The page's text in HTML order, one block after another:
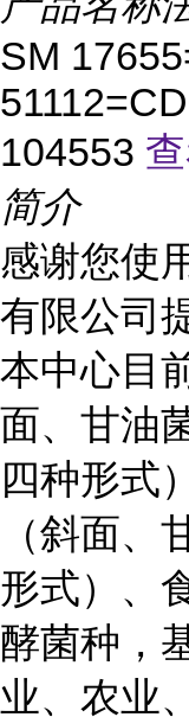
SM
104553
简介
感谢您使
有限公司
本中心目
面、甘油
四种形式
（斜面、
形式）、
酵菌种，
业、农业